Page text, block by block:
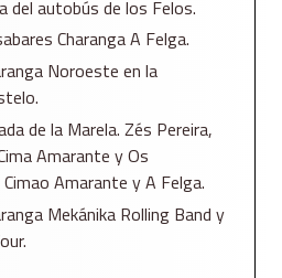
del autobús de los Felos.
Charanga A Felga.
Noroeste en la
de la Marela. Zés Pereira,
Amarante y Os
Amarante y A Felga.
Mekánika Rolling Band y